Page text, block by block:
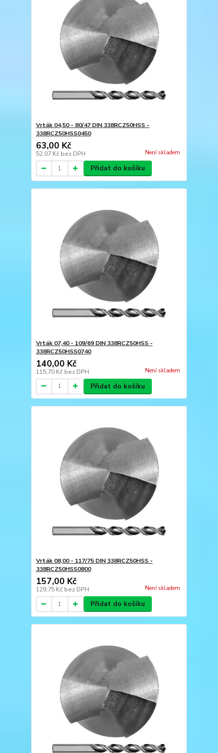
Vrták 04,50 - 80/47 DIN 338RCZ50HSS -
338RCZ50HSS0450
63,00 Kč
52,07 Kč bez DPH Není skladem
Přidat do košíku
Vrták 07,40 - 109/69 DIN 338RCZ50HSS -
338RCZ50HSS0740
140,00 Kč
115,70 Kč bez DPH Není skladem
Přidat do košíku
Vrták 08,00 - 117/75 DIN 338RCZ50HSS -
338RCZ50HSS0800
157,00 Kč
129,75 Kč bez DPH Není skladem
Přidat do košíku